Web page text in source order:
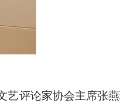
艺评论家协会主席张